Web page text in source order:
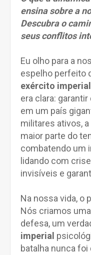
ensina sobre a
Descubra o
seus conflitos
Eu olho para a
espelho perfeito
exército imperial
era clara:
em um país
militares ativos,
maior parte do
combatendo um
lidando com
invisíveis e
Na nossa vida, o
Nós criamos
defesa, um
imperial
batalha nunca